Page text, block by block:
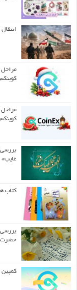
بررسی
غایب»
کتاب
بررسی
حضرت